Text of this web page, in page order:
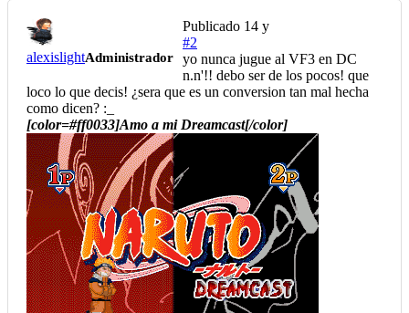
alexislightAdministrador
Publicado 14 y
#2
yo nunca jugue al VF3 en DC
n.n'!! debo ser de los pocos! que
loco lo que decis! ¿sera que es un conversion tan mal hecha
como dicen? :_
[color=#ff0033]Amo a mi Dreamcast[/color]